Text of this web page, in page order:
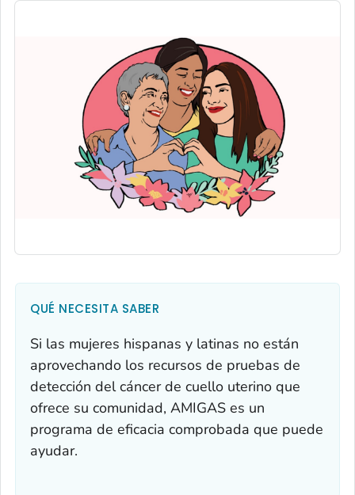
QUÉ NECESITA SABER
Si las mujeres hispanas y latinas no están
aprovechando los recursos de pruebas de
detección del cáncer de cuello uterino que
ofrece su comunidad, AMIGAS es un
programa de eficacia comprobada que puede
ayudar.